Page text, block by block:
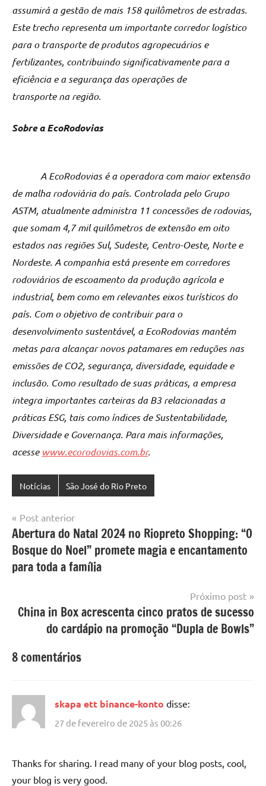
assumirá a gestão de mais 158 quilômetros de estradas.
Este trecho representa um importante corredor logístico
para o transporte de produtos agropecuários e
fertilizantes, contribuindo significativamente para a
eficiência e a segurança das operações de
transporte na região.
Sobre a EcoRodovias
A EcoRodovias é a operadora com maior extensão
de malha rodoviária do país. Controlada pelo Grupo
ASTM, atualmente administra 11 concessões de rodovias,
que somam 4,7 mil quilômetros de extensão em oito
estados nas regiões Sul, Sudeste, Centro-Oeste, Norte e
Nordeste. A companhia está presente em corredores
rodoviários de escoamento da produção agrícola e
industrial, bem como em relevantes eixos turísticos do
país. Com o objetivo de contribuir para o
desenvolvimento sustentável, a EcoRodovias mantém
metas para alcançar novos patamares em reduções nas
emissões de CO2, segurança, diversidade, equidade e
inclusão. Como resultado de suas práticas, a empresa
integra importantes carteiras da B3 relacionadas a
práticas ESG, tais como índices de Sustentabilidade,
Diversidade e Governança. Para mais informações,
acesse www.ecorodovias.com.br.
Notícias São José do Rio Preto
Navegação
de
Post
Post anterior
Abertura do Natal 2024 no Riopreto Shopping: “O
Bosque do Noel” promete magia e encantamento
para toda a família
Próximo post
China in Box acrescenta cinco pratos de sucesso
do cardápio na promoção “Dupla de Bowls”
8 comentários
skapa ett binance-konto disse:
27 de fevereiro de 2025 às 00:26
Thanks for sharing. I read many of your blog posts, cool,
your blog is very good.